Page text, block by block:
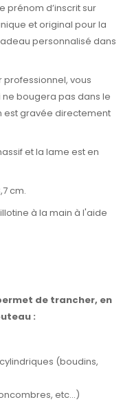
prénom d’inscrit sur
et original pour la
personnalisé dans
professionnel, vous
bougera pas dans le
est gravée directement
et la lame est en
cm.
à la main à l'aide
de trancher, en
:
(boudins,
etc...)